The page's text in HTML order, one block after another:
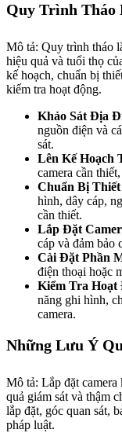
Quy Trình Tháo
Mô tả: Quy trình tháo
hiệu quả và tuổi thọ
kế hoạch, chuẩn bị
kiểm tra hoạt động.
Khảo Sát Địa
nguồn điện và
sát.
Lên Kế Hoạch
camera cần
Chuẩn Bị
hình, dây cáp,
cần thiết.
Lắp Đặt
cáp và đảm bảo
Cài Đặt Phần
điện thoại hoặc
Kiểm Tra Hoạt
năng ghi hình,
camera.
Những Lưu Ý
Mô tả: Lắp đặt camera
quả giám sát và thậm
lắp đặt, góc quan sát,
pháp luật.